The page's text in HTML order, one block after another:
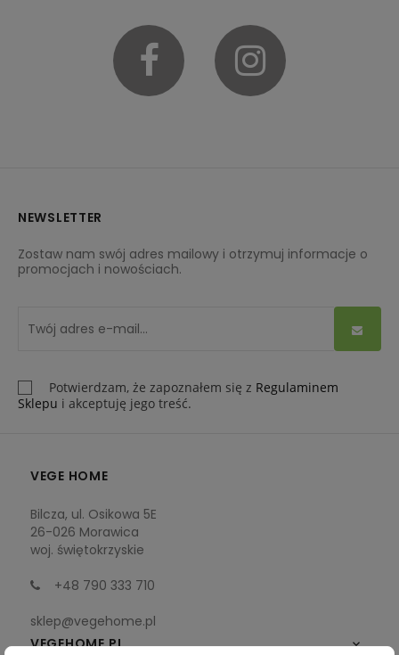
Facebook
NEWSLETTER
Zostaw nam swój adres mailowy i otrzymuj informacje o
promocjach i nowościach.
Potwierdzam, że zapoznałem się z Regulaminem
Sklepu i akceptuję jego treść.
VEGE HOME
Bilcza, ul. Osikowa 5E
26-026 Morawica
woj. świętokrzyskie
+48 790 333 710
sklep@vegehome.pl
VEGEHOME.PL
